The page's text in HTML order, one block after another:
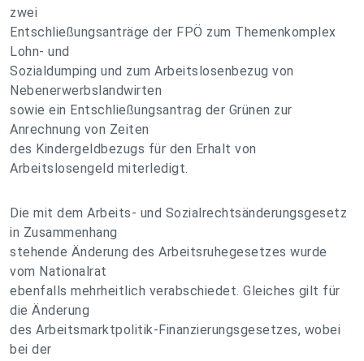
zwei
Entschließungsanträge der FPÖ zum Themenkomplex
Lohn- und
Sozialdumping und zum Arbeitslosenbezug von
Nebenerwerbslandwirten
sowie ein Entschließungsantrag der Grünen zur
Anrechnung von Zeiten
des Kindergeldbezugs für den Erhalt von
Arbeitslosengeld miterledigt.
Die mit dem Arbeits- und Sozialrechtsänderungsgesetz
in Zusammenhang
stehende Änderung des Arbeitsruhegesetzes wurde
vom Nationalrat
ebenfalls mehrheitlich verabschiedet. Gleiches gilt für
die Änderung
des Arbeitsmarktpolitik-Finanzierungsgesetzes, wobei
bei der